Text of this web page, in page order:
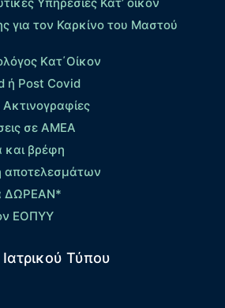
για τον Καρκίνο του Μαστού
Kατ΄Οίκον
ή Post Covid
σε ΑΜΕΑ
και βρέφη
αποτελεσμάτων
ΔΩΡΕΑΝ*
ΕΟΠΥΥ
Τύπου